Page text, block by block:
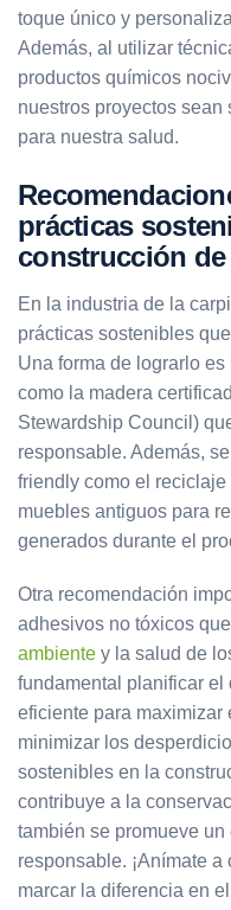
toque único y
Además, al utilizar
productos químicos
nuestros proyectos
para nuestra salud.
prácticas
construcción
En la industria de la
prácticas sostenibles
Una forma de lograrlo
como la madera
Stewardship Council)
responsable. Además,
friendly como el
muebles antiguos para
generados durante el
Otra recomendación
adhesivos no tóxicos que
ambiente y la salud de
fundamental planificar el
eficiente para maximizar
minimizar los
sostenibles en la
contribuye a la
también se promueve
responsable. ¡Anímate
marcar la diferencia en